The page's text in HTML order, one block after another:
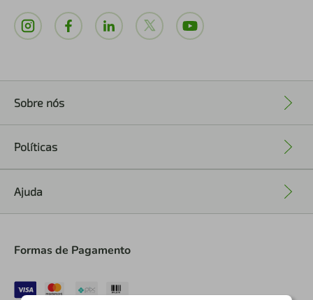
Sobre nós
Políticas
Ajuda
Formas de Pagamento